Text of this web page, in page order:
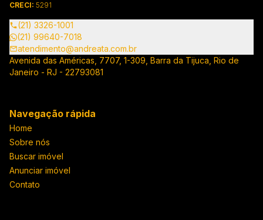
CRECI: 5291
(21) 3326-1001
(21) 99640-7018
atendimento@andreata.com.br
Avenida das Américas, 7707, 1-309, Barra da Tijuca, Rio de
Janeiro - RJ - 22793081
Navegação rápida
Home
Sobre nós
Buscar imóvel
Anunciar imóvel
Contato